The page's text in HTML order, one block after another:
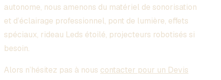
autonome, nous amenons du matériel de sonorisation
et d’éclairage professionnel, pont de lumière, effets
spéciaux, rideau Leds étoilé, projecteurs robotisés si
besoin.
Alors n’hésitez pas à nous contacter pour un Devis